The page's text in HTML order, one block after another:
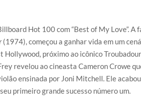
Hot 100 com “Best of My Love”. A
(1974), começou a ganhar vida em um
Hollywood, próximo ao icônico
revelou ao cineasta Cameron Crowe
ensinada por Joni Mitchell. Ele
primeiro grande sucesso número um.